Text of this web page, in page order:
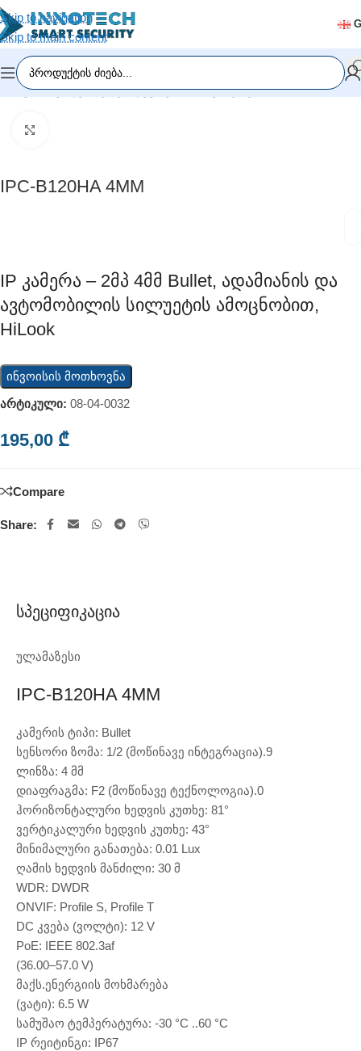
Skip to navigation
Skip to main content
მთავარი/ვიდეომეთვალყურეობა/IP კამერები
IPC-B120HA 4MM
IP Კამერა – 2მპ 4მმ Bullet, Ადამიანის Და
Ავტომობილის Სილუეტის Ამოცნობით,
HiLook
ინვოისის მოთხოვნა
არტიკული: 08-04-0032
195,00 ₾
Compare
Share:
Სპეციფიკაცია
ულამაზესი
IPC-B120HA 4MM
კამერის ტიპი: Bullet
სენსორი ზომა: 1/2 (მოწინავე ინტეგრაცია).9
ლინზა: 4 მმ
დიაფრაგმა: F2 (მოწინავე ტექნოლოგია).0
ჰორიზონტალური ხედვის კუთხე: 81°
ვერტიკალური ხედვის კუთხე: 43°
მინიმალური განათება: 0.01 Lux
ღამის ხედვის მანძილი: 30 მ
WDR: DWDR
ONVIF: Profile S, Profile T
DC კვება (ვოლტი): 12 V
PoE: IEEE 802.3af
(36.00–57.0 V)
მაქს.ენერგიის მოხმარება
(ვატი): 6.5 W
სამუშაო ტემპერატურა: -30 °C ..60 °C
IP რეიტინგი: IP67